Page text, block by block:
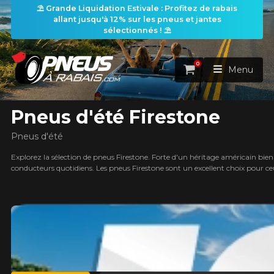
⛱️ Grande Liquidation Estivale : Profitez de rabais
allant jusqu'à 12% sur les pneus et jantes
sélectionnés ! ⛱️
ACCUEIL
Par dimensions Par véhicule
Recherche par dimensions DIAMÈTRE
RECHERCHE DE ROUES VOIR TOUT
Par véhicule Par dimensions
ENSEMBLES
RECHERCHE D'ENSEMBLES
Panier
0
Menu
Pneus d'été Firestone
Pneus d'été
Explorez la sélection de pneus Firestone. Forte d'un héritage américain
conducteurs quotidiens. Les pneus Firestone sont un excellent choix pour
les filtres